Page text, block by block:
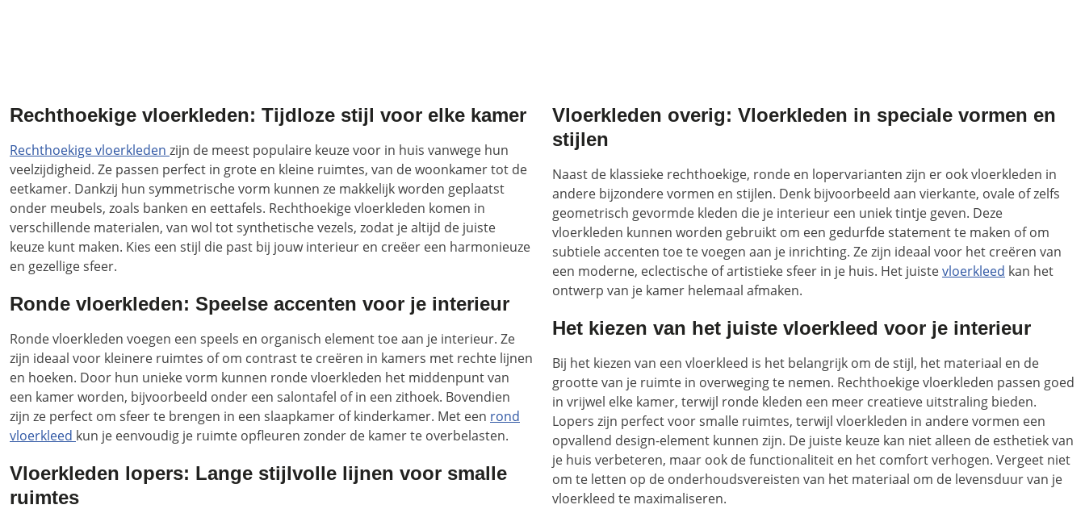
Rechthoekige vloerkleden: Tijdloze stijl voor elke kamer
Rechthoekige vloerkleden zijn de meest populaire keuze voor in huis vanwege hun
veelzijdigheid. Ze passen perfect in grote en kleine ruimtes, van de woonkamer tot de
eetkamer. Dankzij hun symmetrische vorm kunnen ze makkelijk worden geplaatst
onder meubels, zoals banken en eettafels. Rechthoekige vloerkleden komen in
verschillende materialen, van wol tot synthetische vezels, zodat je altijd de juiste
keuze kunt maken. Kies een stijl die past bij jouw interieur en creëer een harmonieuze
en gezellige sfeer.
Ronde vloerkleden: Speelse accenten voor je interieur
Ronde vloerkleden voegen een speels en organisch element toe aan je interieur. Ze
zijn ideaal voor kleinere ruimtes of om contrast te creëren in kamers met rechte lijnen
en hoeken. Door hun unieke vorm kunnen ronde vloerkleden het middenpunt van
een kamer worden, bijvoorbeeld onder een salontafel of in een zithoek. Bovendien
zijn ze perfect om sfeer te brengen in een slaapkamer of kinderkamer. Met een rond
vloerkleed kun je eenvoudig je ruimte opfleuren zonder de kamer te overbelasten.
Vloerkleden lopers: Lange stijlvolle lijnen voor smalle
ruimtes
Vloerkleden overig: Vloerkleden in speciale vormen en
stijlen
Naast de klassieke rechthoekige, ronde en lopervarianten zijn er ook vloerkleden in
andere bijzondere vormen en stijlen. Denk bijvoorbeeld aan vierkante, ovale of zelfs
geometrisch gevormde kleden die je interieur een uniek tintje geven. Deze
vloerkleden kunnen worden gebruikt om een gedurfde statement te maken of om
subtiele accenten toe te voegen aan je inrichting. Ze zijn ideaal voor het creëren van
een moderne, eclectische of artistieke sfeer in je huis. Het juistevloerkleed kan het
ontwerp van je kamer helemaal afmaken.
Het kiezen van het juiste vloerkleed voor je interieur
Bij het kiezen van een vloerkleed is het belangrijk om de stijl, het materiaal en de
grootte van je ruimte in overweging te nemen. Rechthoekige vloerkleden passen goed
in vrijwel elke kamer, terwijl ronde kleden een meer creatieve uitstraling bieden.
Lopers zijn perfect voor smalle ruimtes, terwijl vloerkleden in andere vormen een
opvallend design-element kunnen zijn. De juiste keuze kan niet alleen de esthetiek van
je huis verbeteren, maar ook de functionaliteit en het comfort verhogen. Vergeet niet
om te letten op de onderhoudsvereisten van het materiaal om de levensduur van je
vloerkleed te maximaliseren.